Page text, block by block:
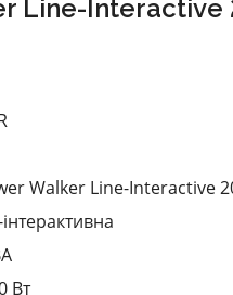
Interactive
Walker Line-Interactive
Вт